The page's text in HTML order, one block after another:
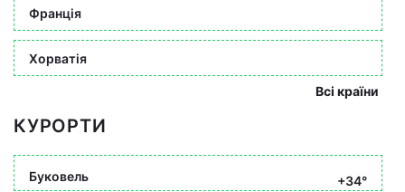
Франція
Хорватія
Всі країни
КУРОРТИ
Буковель +34°